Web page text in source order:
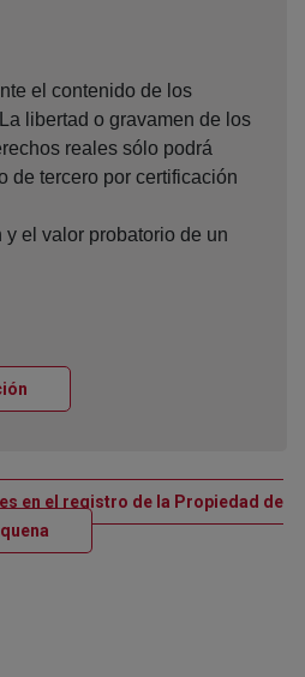
el contenido de los
libertad o gravamen de los
reales sólo podrá
de tercero por certificación
el valor probatorio de un
en el registro de la Propiedad de
Ventana nueva